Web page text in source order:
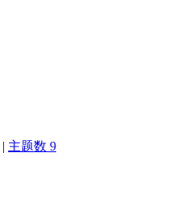
| 主题数 9